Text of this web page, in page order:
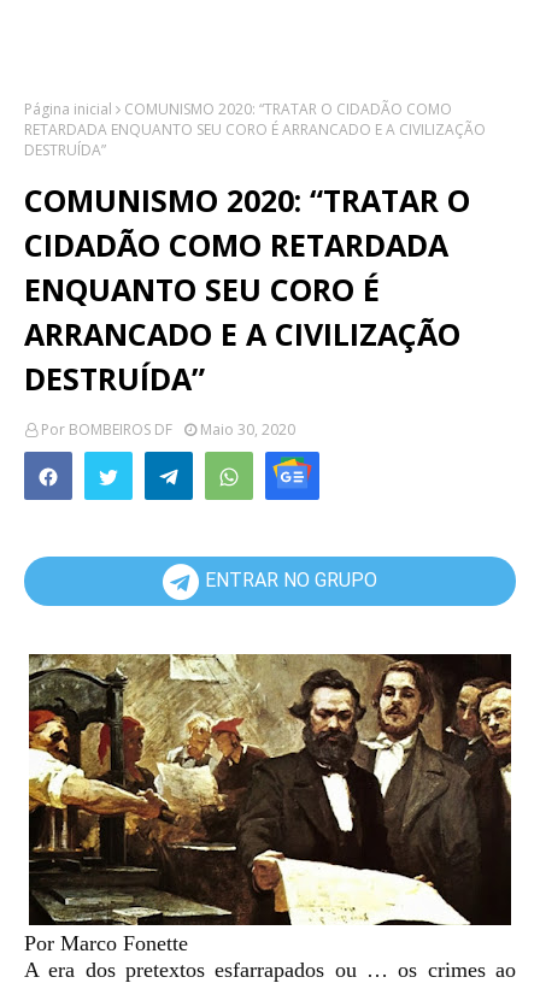
Página inicial
COMUNISMO 2020: “TRATAR O CIDADÃO COMO
RETARDADA ENQUANTO SEU CORO É ARRANCADO E A CIVILIZAÇÃO
DESTRUÍDA”
COMUNISMO 2020: “TRATAR O
CIDADÃO COMO RETARDADA
ENQUANTO SEU CORO É
ARRANCADO E A CIVILIZAÇÃO
DESTRUÍDA”
Por BOMBEIROS DF Maio 30, 2020
ENTRAR NO GRUPO
Por Marco Fonette
A era dos pretextos esfarrapados ou … os crimes ao